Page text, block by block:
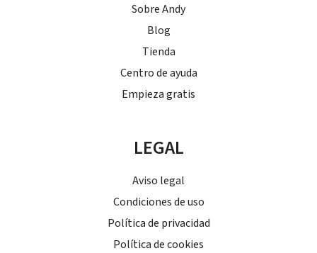
Sobre Andy
Blog
Tienda
Centro de ayuda
Empieza gratis
LEGAL
Aviso legal
Condiciones de uso
Política de privacidad
Política de cookies